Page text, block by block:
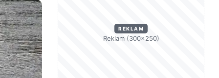
REKLAM
Reklam (300×250)